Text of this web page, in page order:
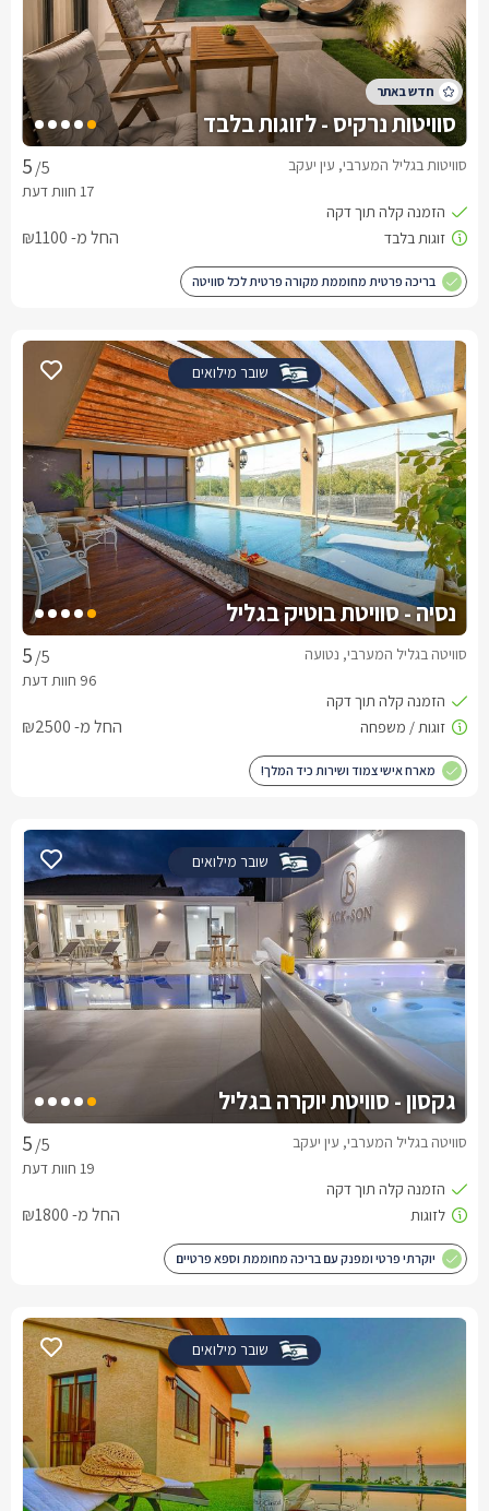
סוויטות נרקיס - לזוגות בלבד
/5 סוויטות בגליל המערבי, עין יעקב
החל מ- ₪1100
בריכה פרטית מחוממת מקורה פרטית לכל סוויטה
שובר מילואים
נסיה - סוויטת בוטיק בגליל
/5 סוויטה בגליל המערבי, נטועה
החל מ- ₪2500
מארח אישי צמוד ושירות כיד המלך!
שובר מילואים
גקסון - סוויטת יוקרה בגליל
/5 סוויטה בגליל המערבי, עין יעקב
החל מ- ₪1800
יוקרתי פרטי ומפנק עם בריכה מחוממת וספא פרטיים
שובר מילואים